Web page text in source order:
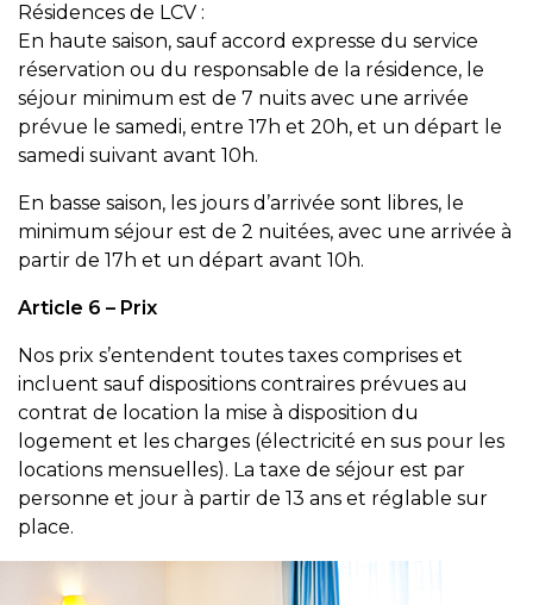
Résidences de LCV :
En haute saison, sauf accord expresse du service
réservation ou du responsable de la résidence, le
séjour minimum est de 7 nuits avec une arrivée
prévue le samedi, entre 17h et 20h, et un départ le
samedi suivant avant 10h.
En basse saison, les jours d’arrivée sont libres, le
minimum séjour est de 2 nuitées, avec une arrivée à
partir de 17h et un départ avant 10h.
Article 6 – Prix
Nos prix s’entendent toutes taxes comprises et
incluent sauf dispositions contraires prévues au
contrat de location la mise à disposition du
logement et les charges (électricité en sus pour les
locations mensuelles). La taxe de séjour est par
personne et jour à partir de 13 ans et réglable sur
place.